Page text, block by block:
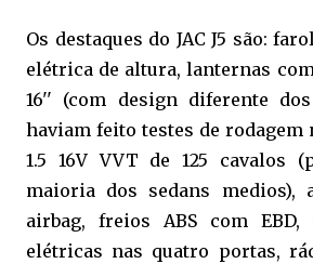
Os destaques do JAC J5 são:
elétrica de altura, lanternas
16'' (com design diferente
haviam feito testes de rodagem
1.5 16V VVT de 125 cavalos
maioria dos sedans medios),
airbag, freios ABS com
elétricas nas quatro portas,